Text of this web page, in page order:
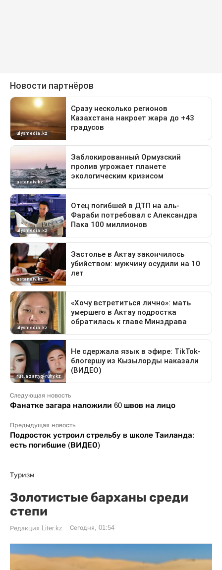
Следующая новость
Фанатке загара наложили 60 швов на лицо
Предыдущая новость
Подросток устроил стрельбу в школе Таиланда:
есть погибшие (ВИДЕО)
Туризм
Золотистые барханы среди
степи
Редакция Liter.kz Сегодня, 01:54